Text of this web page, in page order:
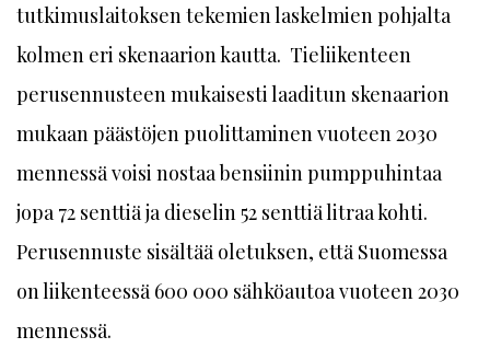
tutkimuslaitoksen tekemien laskelmien pohjalta
kolmen eri skenaarion kautta. Tieliikenteen
perusennusteen mukaisesti laaditun skenaarion
mukaan päästöjen puolittaminen vuoteen 2030
mennessä voisi nostaa bensiinin pumppuhintaa
jopa 72 senttiä ja dieselin 52 senttiä litraa kohti.
Perusennuste sisältää oletuksen, että Suomessa
on liikenteessä 600 000 sähköautoa vuoteen 2030
mennessä.